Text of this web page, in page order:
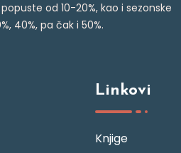
od 10-20%, kao i sezonske
40%, pa čak i 50%.
Linkovi
Knjige